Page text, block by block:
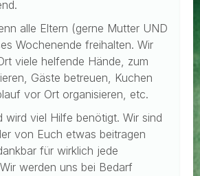
alle Eltern (gerne Mutter UND
Wochenende freihalten. Wir
viele helfende Hände, zum
Gäste betreuen, Kuchen
vor Ort organisieren, etc.
wird viel Hilfe benötigt. Wir sind
von Euch etwas beitragen
für wirklich jede
werden uns bei Bedarf